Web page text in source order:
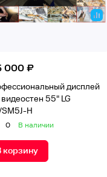
000 ₽
дисплей
55" LG
H
0 В наличии
корзину